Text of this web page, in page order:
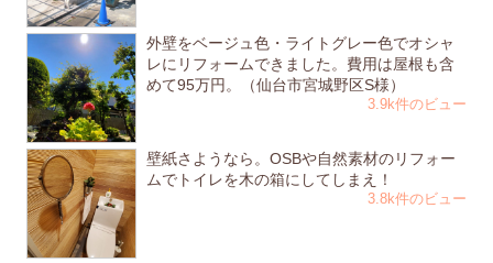
外壁をベージュ色・ライトグレー色でオシャ
レにリフォームできました。費用は屋根も含
めて95万円。（仙台市宮城野区S様）
3.9k件のビュー
壁紙さようなら。OSBや自然素材のリフォー
ムでトイレを木の箱にしてしまえ！
3.8k件のビュー